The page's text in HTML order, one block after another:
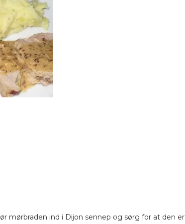
mørbraden ind i Dijon sennep og sørg for at den er